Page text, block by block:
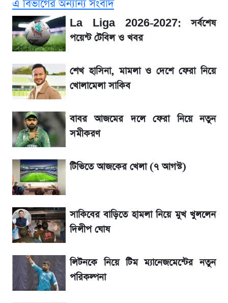
Snapdragon 8 Gen 3 ফোনে নতুন চমক,
Redmi K80 নিয়ে আপডেট
সাকিবের বাড়িতে হামলা নিয়ে মুখ খুললেন দিলীপ
ঘোষ
জেনে নিন আজকের সোনা ও রুপার সর্বশেষ দাম
১৮০ দিনের মূল্যায়ন শেষে মন্ত্রিসভায় পরিবর্তন
SSC Result 2026: যে ৩ উপায়ে জানা যাবে
ফল
তাপমাত্রা নিয়ে নতুন পূর্বাভাস দিল আবহাওয়া অফিস
আগে দেখে নিন, আজকের সোনার নতুন দাম
রবির বড় সাফল্য! আয় কম বাড়লেও রেকর্ড মুনাফা ও
গ্রাহক বৃদ্ধি
এ বিভাগের অন্যান্য সংবাদ
La Liga 2026-2027: সর্বশেষ
পয়েন্ট টেবিল ও খবর
শেখ হাসিনা, মামলা ও দেশে ফেরা নিয়ে
খোলামেলা সাকিব
বাবর আজমের দলে ফেরা নিয়ে নতুন
সমীকরণ
টিভিতে আজকের খেলা (৭ আগস্ট)
সাকিবের বাড়িতে হামলা নিয়ে মুখ খুললেন
দিলীপ ঘোষ
লিটনকে নিয়ে টিম ম্যানেজমেন্টের নতুন
পরিকল্পনা